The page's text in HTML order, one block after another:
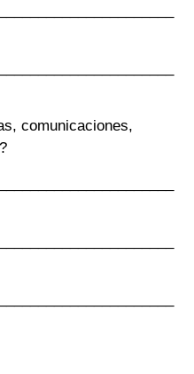
comunicaciones,